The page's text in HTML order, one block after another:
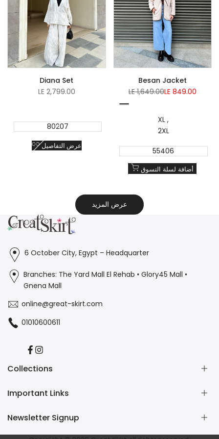
Diana Set
Sale
price
LE 2,799.00
80207
عرض التفاصيل
Besan Jacket
Regular
price
LE 1,649.00Sale
LE 849.00
Light
XL
2XL
55406
عرض المزيد
6 October City, Egypt – Headquarter
Branches: The Yard Mall El Rehab • Glory45 Mall •
Gnena Mall
online@great-skirt.com
01010600611
Facebook
Instagram
Collections
Casual
Home Wear
Important Links
Contact us
Refund and Returns Policy
Newsletter Signup